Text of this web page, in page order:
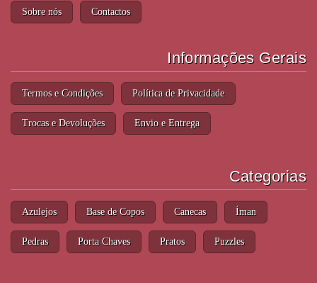
Sobre nós Contactos
Informações Gerais
Termos e Condições Política de Privacidade
Trocas e Devoluções Envio e Entrega
Categorias
Azulejos Base de Copos Canecas Íman
Pedras Porta Chaves Pratos Puzzles